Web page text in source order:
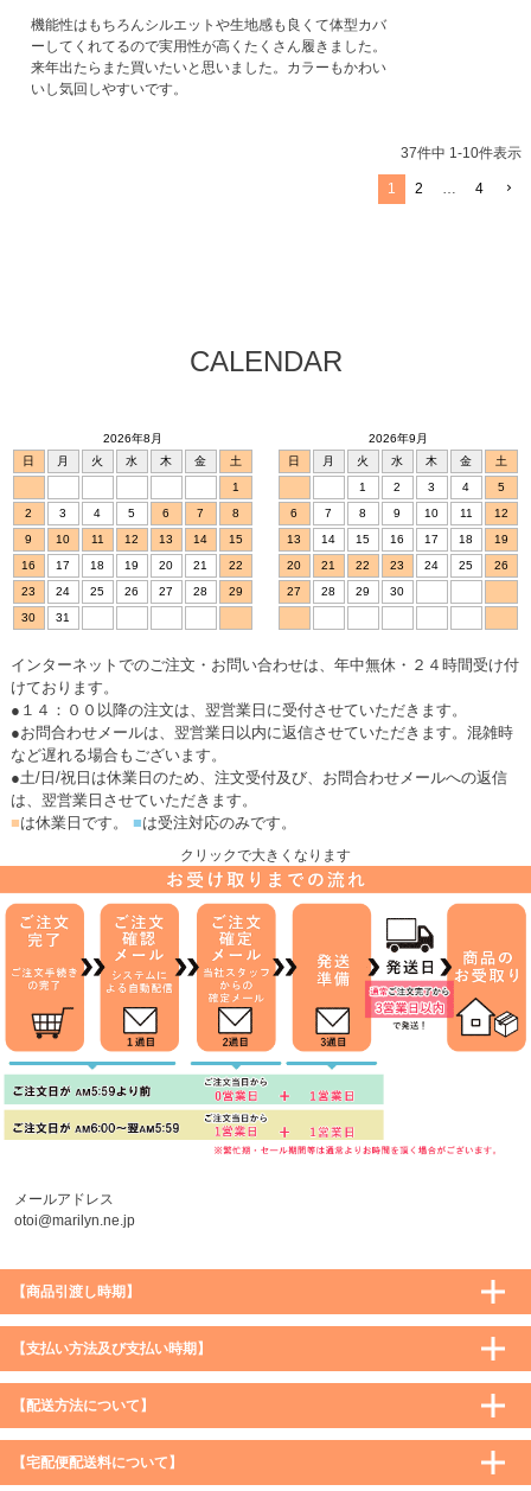
機能性はもちろんシルエットや生地感も良くて体型カバ
ーしてくれてるので実用性が高くたくさん履きました。
来年出たらまた買いたいと思いました。カラーもかわい
いし気回しやすいです。
37件中 1-10件表示
1 2 … 4
CALENDAR
2026年8月
日
月 火 水 木 金
土
1
2
3 4 5 6 7
8
9
10 11 12 13 14
15
16
17 18 19 20 21
22
23
24 25 26 27 28
29
30
31
2026年9月
日
月 火 水 木 金
土
1
2 3 4
5
6
7 8 9 10 11
12
13
14 15 16 17 18
19
20
21 22 23 24 25
26
27
28 29 30
インターネットでのご注文・お問い合わせは、年中無休・２４時間受け付
けております。
●１４：００以降の注文は、翌営業日に受付させていただきます。
●お問合わせメールは、翌営業日以内に返信させていただきます。混雑時
など遅れる場合もございます。
●土/日/祝日は休業日のため、注文受付及び、お問合わせメールへの返信
は、翌営業日させていただきます。
■は休業日です。 ■は受注対応のみです。
クリックで大きくなります
メールアドレス
otoi@marilyn.ne.jp
【商品引渡し時期】
【支払い方法及び支払い時期】
【配送方法について】
【宅配便配送料について】